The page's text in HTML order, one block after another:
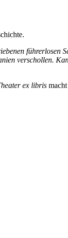
führerlosen
verschollen.
ex libris